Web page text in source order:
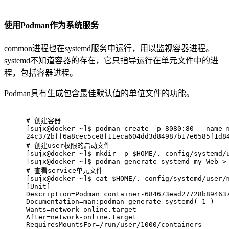
使用Podman作为系统服务
common进程也在systemd服务中运行，用以监视容器进程。
systemd不知道容器的存在，它只指导运行在单元文件中的进
程，包括容器进程。
Podman具有生成包含最佳默认值的单位文件的功能。
# 创建容器
[sujx@docker ~]$ podman create -p 8080:80 --name
# 创建user权限的启动文件
[sujx@docker ~]$ mkdir -p $HOME/. config/systemd/
[sujx@docker ~]$ podman generate systemd my-
# 查看service单元文件
[sujx@docker ~]$ cat $HOME/. config/systemd/
[Unit]
Description=Podman container-
Documentation=man:podman-generate-systemd( 1 )
Wants=network-online.target
After=network-online.target
RequiresMountsFor=/run/user/1000/containers